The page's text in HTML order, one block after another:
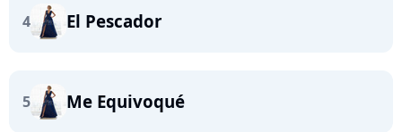
4 El Pescador
5 Me Equivoqué